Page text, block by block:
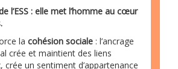
l’ESS : elle met l’homme au cœur
la cohésion sociale : l’ancrage
crée et maintient des liens
crée un sentiment d’appartenance